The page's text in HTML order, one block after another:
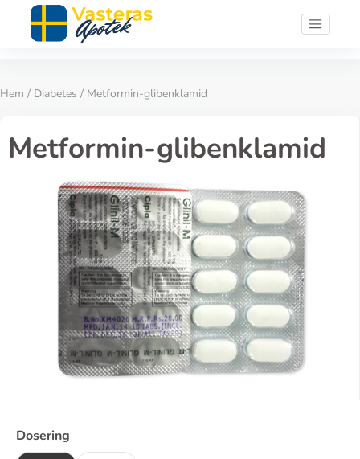
Hem / Diabetes / Metformin-glibenklamid
Metformin-glibenklamid
Dosering